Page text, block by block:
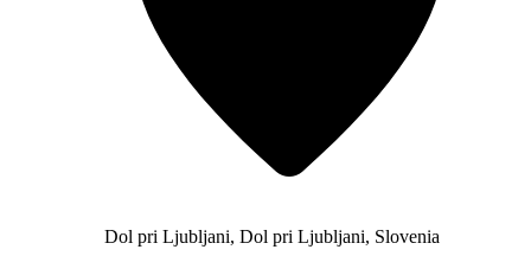
Dol pri Ljubljani, Dol pri Ljubljani, Slovenia